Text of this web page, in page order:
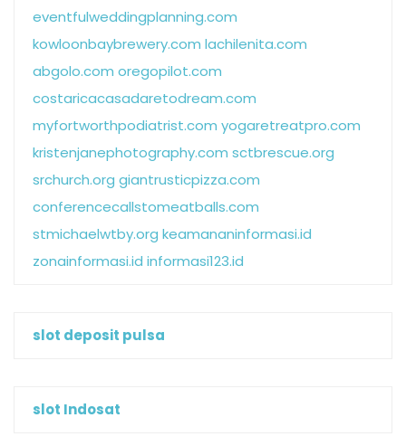
eventfulweddingplanning.com
kowloonbaybrewery.com lachilenita.com
abgolo.com oregopilot.com
costaricacasadaretodream.com
myfortworthpodiatrist.com yogaretreatpro.com
kristenjanephotography.com sctbrescue.org
srchurch.org giantrusticpizza.com
conferencecallstomeatballs.com
stmichaelwtby.org keamananinformasi.id
zonainformasi.id informasi123.id
slot deposit pulsa
slot Indosat